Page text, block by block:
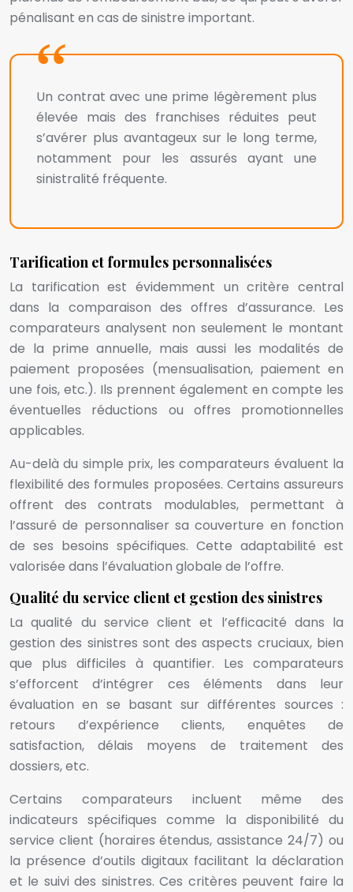
pénalisant en cas de sinistre important.
Un contrat avec une prime légèrement plus
élevée mais des franchises réduites peut
s’avérer plus avantageux sur le long terme,
notamment pour les assurés ayant une
sinistralité fréquente.
Tarification et formules personnalisées
La tarification est évidemment un critère central
dans la comparaison des offres d’assurance. Les
comparateurs analysent non seulement le montant
de la prime annuelle, mais aussi les modalités de
paiement proposées (mensualisation, paiement en
une fois, etc.). Ils prennent également en compte les
éventuelles réductions ou offres promotionnelles
applicables.
Au-delà du simple prix, les comparateurs évaluent la
flexibilité des formules proposées. Certains assureurs
offrent des contrats modulables, permettant à
l’assuré de personnaliser sa couverture en fonction
de ses besoins spécifiques. Cette adaptabilité est
valorisée dans l’évaluation globale de l’offre.
Qualité du service client et gestion des sinistres
La qualité du service client et l’efficacité dans la
gestion des sinistres sont des aspects cruciaux, bien
que plus difficiles à quantifier. Les comparateurs
s’efforcent d’intégrer ces éléments dans leur
évaluation en se basant sur différentes sources :
retours d’expérience clients, enquêtes de
satisfaction, délais moyens de traitement des
dossiers, etc.
Certains comparateurs incluent même des
indicateurs spécifiques comme la disponibilité du
service client (horaires étendus, assistance 24/7) ou
la présence d’outils digitaux facilitant la déclaration
et le suivi des sinistres. Ces critères peuvent faire la